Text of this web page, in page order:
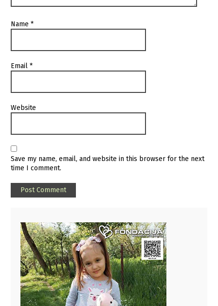
Name*
Email*
Website
Save my name, email, and website in this browser for the next
time I comment.